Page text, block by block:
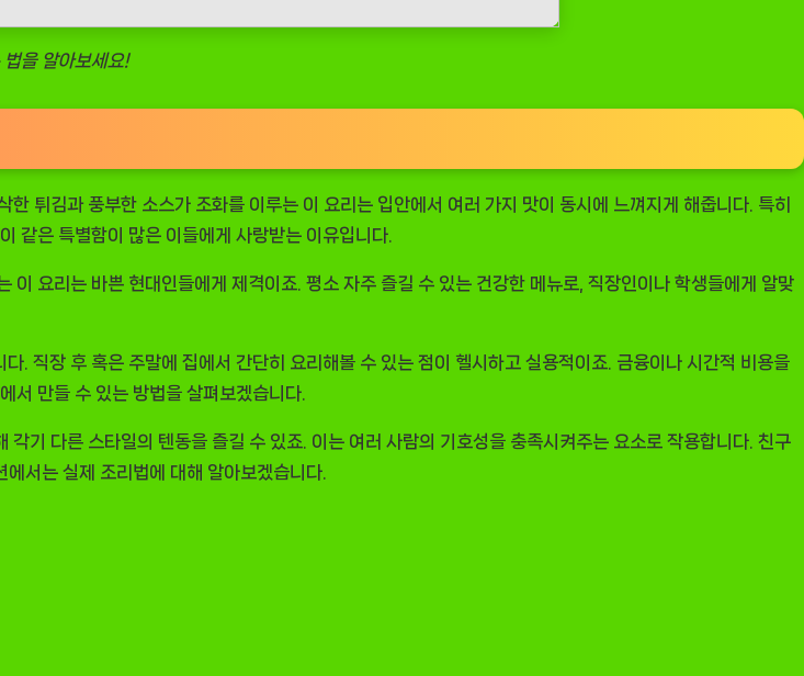
을 알아보세요!
튀김과 풍부한 소스가 조화를 이루는 이 요리는 입안에서 여러 가지 맛이 동시에 느껴지게 해줍니다. 특히
같은 특별함이 많은 이들에게 사랑받는 이유입니다.
요리는 바쁜 현대인들에게 제격이죠. 평소 자주 즐길 수 있는 건강한 메뉴로, 직장인이나 학생들에게 알맞
. 직장 후 혹은 주말에 집에서 간단히 요리해볼 수 있는 점이 헬시하고 실용적이죠. 금융이나 시간적 비용을
서 만들 수 있는 방법을 살펴보겠습니다.
기 다른 스타일의 텐동을 즐길 수 있죠. 이는 여러 사람의 기호성을 충족시켜주는 요소로 작용합니다. 친구
서는 실제 조리법에 대해 알아보겠습니다.